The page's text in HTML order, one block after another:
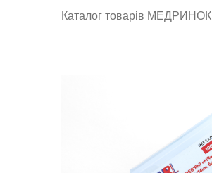
Каталог товарів МЕДРИНОК